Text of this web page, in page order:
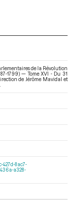
de la Révolution
1799) — Tome XVI - Du 31
de Jérôme Mavidal et
427d-8ac7-
a328-